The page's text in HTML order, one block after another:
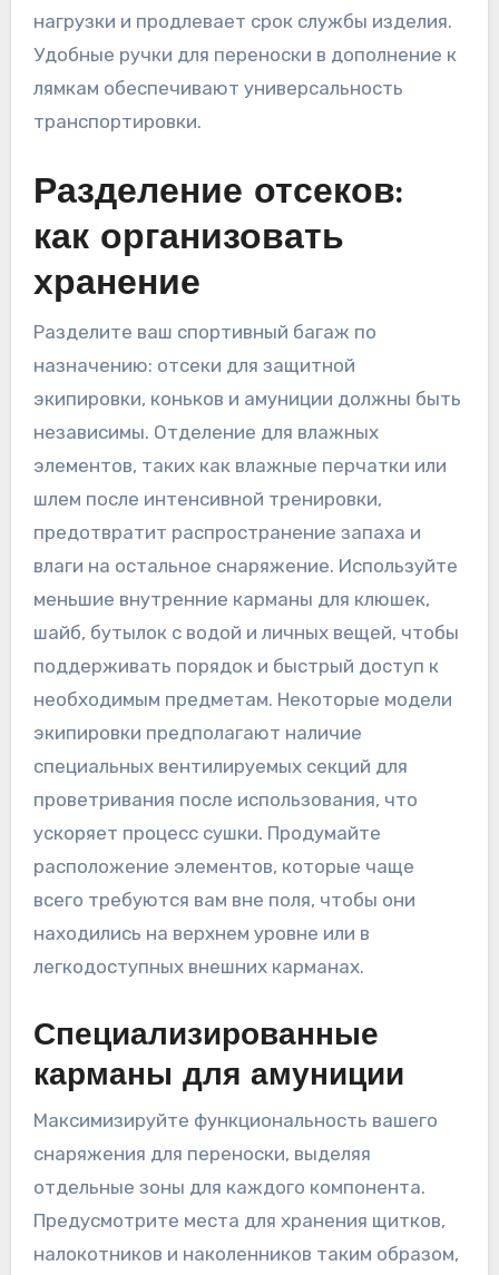
нагрузки и продлевает срок службы изделия.
Удобные ручки для переноски в дополнение к
лямкам обеспечивают универсальность
транспортировки.
Разделение отсеков:
как организовать
хранение
Разделите ваш спортивный багаж по
назначению: отсеки для защитной
экипировки, коньков и амуниции должны быть
независимы. Отделение для влажных
элементов, таких как влажные перчатки или
шлем после интенсивной тренировки,
предотвратит распространение запаха и
влаги на остальное снаряжение. Используйте
меньшие внутренние карманы для клюшек,
шайб, бутылок с водой и личных вещей, чтобы
поддерживать порядок и быстрый доступ к
необходимым предметам. Некоторые модели
экипировки предполагают наличие
специальных вентилируемых секций для
проветривания после использования, что
ускоряет процесс сушки. Продумайте
расположение элементов, которые чаще
всего требуются вам вне поля, чтобы они
находились на верхнем уровне или в
легкодоступных внешних карманах.
Специализированные
карманы для амуниции
Максимизируйте функциональность вашего
снаряжения для переноски, выделяя
отдельные зоны для каждого компонента.
Предусмотрите места для хранения щитков,
налокотников и наколенников таким образом,